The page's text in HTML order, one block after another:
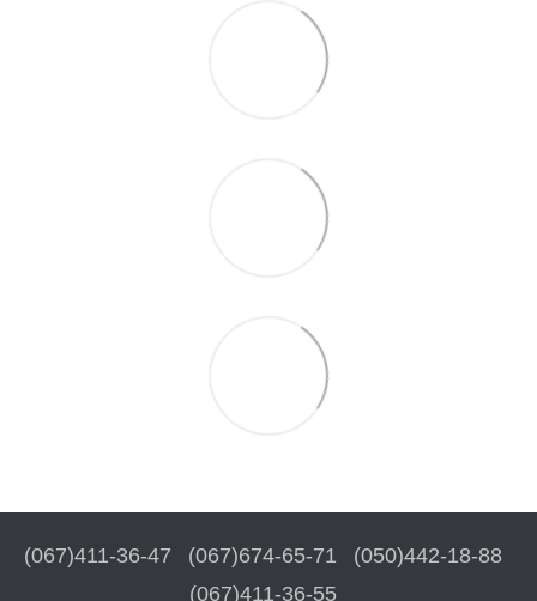
(067)411-36-47 (067)674-65-71
(050)442-18-88
(067)411-36-55